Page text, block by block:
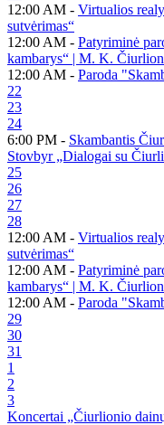
12:00 AM - Virtualios
sutvėrimas“
12:00 AM - Patyriminė
kambarys“ | M. K.
12:00 AM - Paroda
22
23
24
6:00 PM - Skambantis
Stovbyr „Dialogai su
25
26
27
28
12:00 AM - Virtualios
sutvėrimas“
12:00 AM - Patyriminė
kambarys“ | M. K.
12:00 AM - Paroda
29
30
31
1
2
3
Koncertai „Čiurlionio